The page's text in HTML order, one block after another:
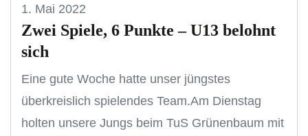
1. Mai 2022
Zwei Spiele, 6 Punkte – U13 belohnt
sich
Eine gute Woche hatte unser jüngstes
überkreislich spielendes Team.Am Dienstag
holten unsere Jungs beim TuS Grünenbaum mit